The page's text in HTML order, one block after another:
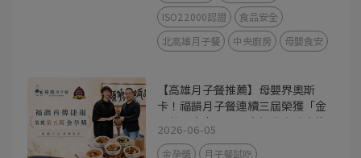
ISO22000認證
食品安全
北高雄月子餐
中央廚房 母嬰食安
【高雄月子餐推薦】母嬰界奧斯
卡！福韻月子餐連續三屆榮獲「金
孕獎」肯定，用最高標準守護產後
媽咪
2026-06-05
金孕獎
月子餐試吃